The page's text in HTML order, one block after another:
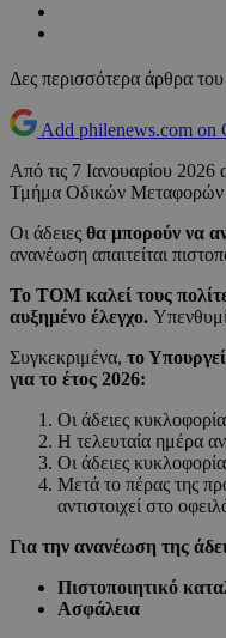
Δες περισσότερα άρθρα
Add philenews.com on
Από τις 7 Ιανουαρίου 2026
Τμήμα Οδικών Μεταφορών
Οι άδειες θα μπορούν να
ανανέωση απαιτείται
Το ΤΟΜ καλεί τους
αυξημένο έλεγχο.
Συγκεκριμένα, το
για το έτος 2026:
Οι άδειες
Η τελευταία ημέρα
Οι άδειες
Μετά το πέρας της
αντιστοιχεί στο
Για την ανανέωση της
Πιστοποιητικό
Ασφάλεια